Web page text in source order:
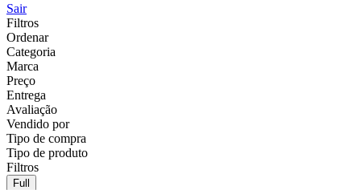
Sair
Filtros
Ordenar
Categoria
Marca
Preço
Entrega
Avaliação
Vendido por
Tipo de compra
Tipo de produto
Filtros
Full